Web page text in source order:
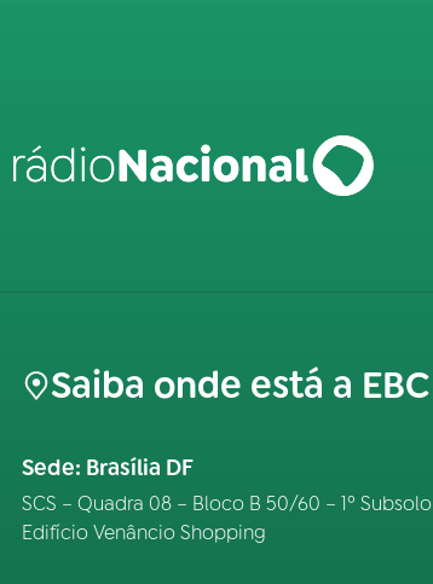
Saiba onde está a EBC
Sede: Brasília DF
SCS – Quadra 08 – Bloco B 50/60 – 1º Subsolo
Edifício Venâncio Shopping